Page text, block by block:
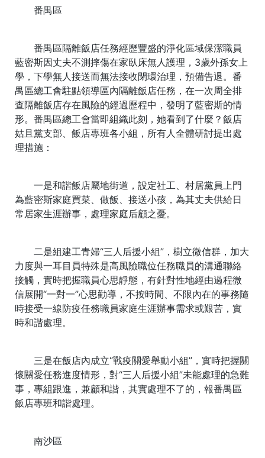
番禺區
番禺區隔離飯店任務經歷豐盛的淨化區域保潔職員
藍密斯因丈夫不測摔傷在家臥床無人護理，3歲外孫女上
學，下學無人接送而無法接收閉環治理，預備告退。番
禺區總工會駐點領導區內隔離飯店任務，在一次周全排
查隔離飯店存在風險的經過歷程中，發明了藍密斯的情
形。番禺區總工會當即組織此刻，她看到了什麼？飯店
姑且黨支部、飯店專班各小組，所有人全體研討提出處
理措施：
一是和諧飯店屬地街道，設定社工、村居黨員上門
為藍密斯家庭買菜、做飯、接送小孩，為其丈夫供給日
常居家生涯辦事，處理家庭后顧之憂。
二是組建工青婦“三人后援小組”，樹立微信群，加大
力度與一耳目員特殊是高風險職位任務職員的溝通聯絡
接觸，實時把握職員心思靜態，有針對性地經由過程微
信展開“一對一”心思勸導，不按時間、不限內在的事務隨
時接受一線防疫任務職員家庭生涯辦事需求或艱苦，實
時和諧處理。
三是在飯店內成立“戰疫關愛舉動小組”，實時把握關
懷關愛任務進度情形，對“三人后援小組”未能處理的急難
事，專組跟進，兼顧和諧，其實處理不了的，報番禺區
飯店專班和諧處理。
南沙區